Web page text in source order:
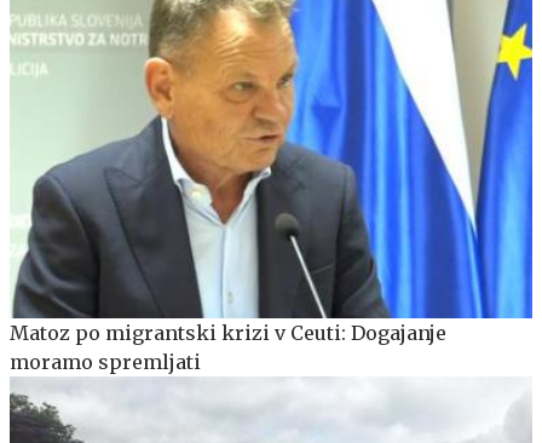
Matoz po migrantski krizi v Ceuti: Dogajanje
moramo spremljati